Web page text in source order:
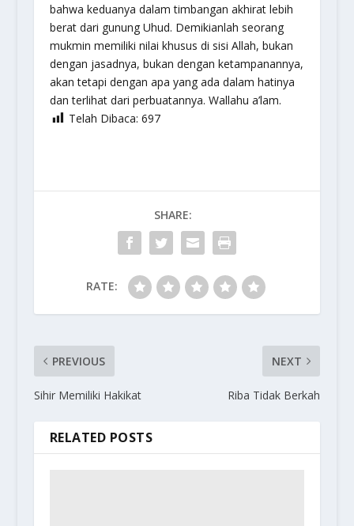
bahwa keduanya dalam timbangan akhirat lebih
berat dari gunung Uhud. Demikianlah seorang
mukmin memiliki nilai khusus di sisi Allah, bukan
dengan jasadnya, bukan dengan ketampanannya,
akan tetapi dengan apa yang ada dalam hatinya
dan terlihat dari perbuatannya. Wallahu a’lam.
Telah Dibaca: 697
SHARE:
RATE:
PREVIOUS
Sihir Memiliki Hakikat
NEXT
Riba Tidak Berkah
RELATED POSTS